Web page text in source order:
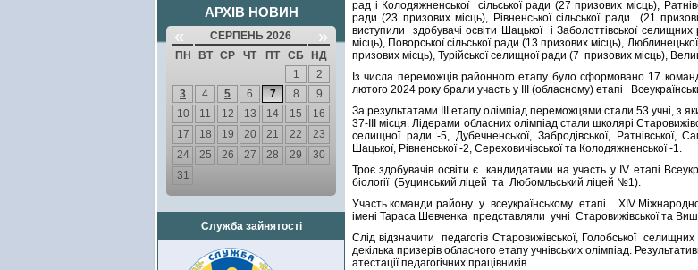
АРХІВ НОВИН
« СЕРПЕНЬ 2026 »
ПН ВТ СР ЧТ ПТ СБ
НД
1
2
3
4 5 6 7 8
9
10
11 12 13 14 15
16
17
18 19 20 21 22
23
24
25 26 27 28 29
30
31
Служба зайнятості
рад і Колодяжненської сільської ради (27 призових місць),
ради (23 призових місць), Рівненської сільської ради (21
виступили здобувачі освіти Шацької і Заболоттівської
місць), Поворської сільської ради (13 призових місць),
призових місць), Турійської селищної ради (7 призових місць),
Із числа переможців районного етапу було сформовано 17
лютого 2024 року брали участь у ІІІ (обласному) етапі
За результатами ІІІ етапу олімпіад переможцями стали 53 учні, з
37-ІІІ місця. Лідерами обласних олімпіад стали школярі
селищної ради -5, Дубечненської, Забродівської, Ратнівської,
Шацької, Рівненської -2, Сереховичівської та Колодяжненської -1.
Троє здобувачів освіти є кандидатами на участь у IV етапі
біології (Буцинський ліцей та Любомльський ліцей №1).
Участь команди району у всеукраїнському етапі ХІV
імені Тараса Шевченка представляли учні Старовижівської та
Слід відзначити педагогів Старовижівської, Голобської
декілька призерів обласного етапу учнівських олімпіад.
атестації педагогічних працівників.